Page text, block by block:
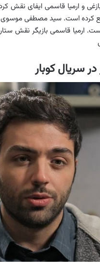
و ارمیا قاسمی ایفای نقش
کرده است. سید مصطفی موسوی
ارمیا قاسمی بازیگر نقش
سریال کوبار